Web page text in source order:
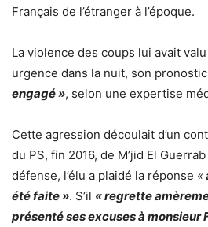
Français de l’étranger à l’époque.
La violence des coups lui avait
urgence dans la nuit, son
engagé », selon une expertise
Cette agression découlait d’un
du PS, fin 2016, de M’jid El
défense, l’élu a plaidé la réponse «
été faite ». S’il « regrette
présenté ses excuses à monsieur